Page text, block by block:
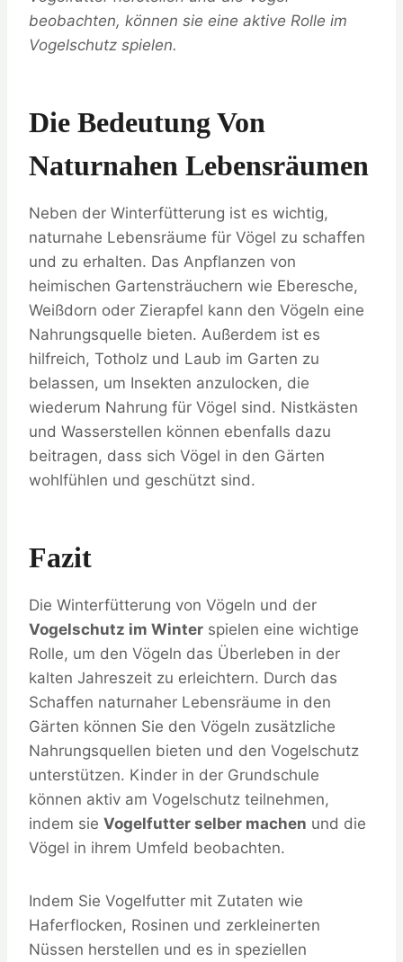
beobachten, können sie eine aktive Rolle im
Vogelschutz spielen.
Die Bedeutung Von
Naturnahen Lebensräumen
Neben der Winterfütterung ist es wichtig,
naturnahe Lebensräume für Vögel zu schaffen
und zu erhalten. Das Anpflanzen von
heimischen Gartensträuchern wie Eberesche,
Weißdorn oder Zierapfel kann den Vögeln eine
Nahrungsquelle bieten. Außerdem ist es
hilfreich, Totholz und Laub im Garten zu
belassen, um Insekten anzulocken, die
wiederum Nahrung für Vögel sind. Nistkästen
und Wasserstellen können ebenfalls dazu
beitragen, dass sich Vögel in den Gärten
wohlfühlen und geschützt sind.
Fazit
Die Winterfütterung von Vögeln und der
Vogelschutz im Winter spielen eine wichtige
Rolle, um den Vögeln das Überleben in der
kalten Jahreszeit zu erleichtern. Durch das
Schaffen naturnaher Lebensräume in den
Gärten können Sie den Vögeln zusätzliche
Nahrungsquellen bieten und den Vogelschutz
unterstützen. Kinder in der Grundschule
können aktiv am Vogelschutz teilnehmen,
indem sie Vogelfutter selber machen und die
Vögel in ihrem Umfeld beobachten.
Indem Sie Vogelfutter mit Zutaten wie
Haferflocken, Rosinen und zerkleinerten
Nüssen herstellen und es in speziellen